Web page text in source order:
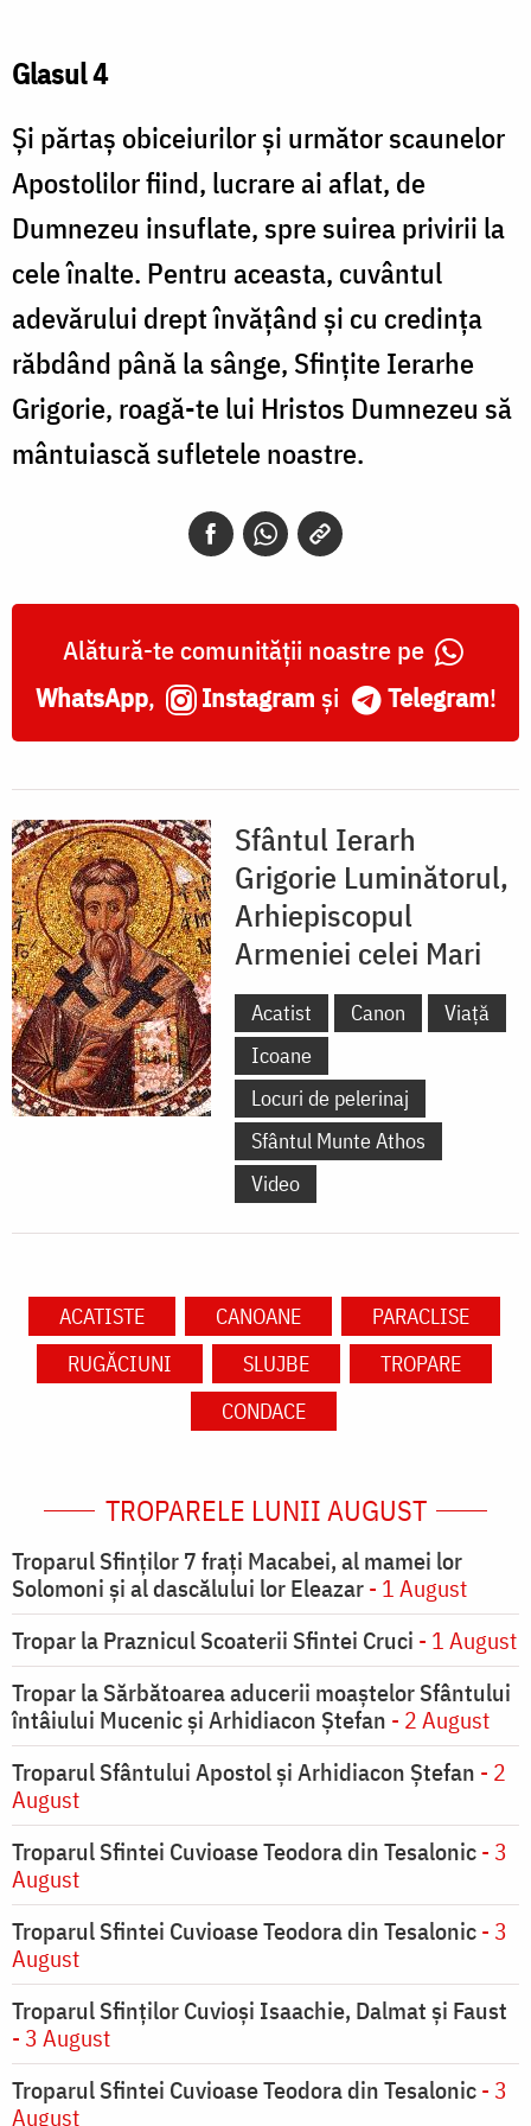
Glasul 4
Şi părtaş obiceiurilor şi următor scaunelor
Apostolilor fiind, lucrare ai aflat, de
Dumnezeu insuflate, spre suirea privirii la
cele înalte. Pentru aceasta, cuvântul
adevărului drept învăţând şi cu credinţa
răbdând până la sânge, Sfinţite Ierarhe
Grigorie, roagă-te lui Hristos Dumnezeu să
mântuiască sufletele noastre.
Alătură-te comunității noastre pe
WhatsApp, Instagram și Telegram!
Sfântul Ierarh
Grigorie Luminătorul,
Arhiepiscopul
Armeniei celei Mari
Acatist Canon
Viață
Icoane
Locuri de pelerinaj
Sfântul Munte Athos
Video
ACATISTE CANOANE
PARACLISE
RUGĂCIUNI
SLUJBE
TROPARE
CONDACE
TROPARELE LUNII AUGUST
Troparul Sfinţilor 7 fraţi Macabei, al mamei lor
Solomoni şi al dascălului lor Eleazar- 1 August
Tropar la Praznicul Scoaterii Sfintei Cruci - 1 August
Tropar la Sărbătoarea aducerii moaştelor Sfântului
întâiului Mucenic şi Arhidiacon Ştefan - 2 August
Troparul Sfântului Apostol și Arhidiacon Ștefan - 2
August
Troparul Sfintei Cuvioase Teodora din Tesalonic- 3
August
Troparul Sfintei Cuvioase Teodora din Tesalonic- 3
August
Troparul Sfinţilor Cuvioşi Isaachie, Dalmat şi Faust
- 3 August
Troparul Sfintei Cuvioase Teodora din Tesalonic- 3
August